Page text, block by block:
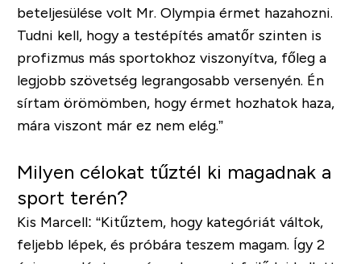
beteljesülése volt Mr. Olympia érmet hazahozni.
Tudni kell, hogy a testépítés amatőr szinten is
profizmus más sportokhoz viszonyítva, főleg a
legjobb szövetség legrangosabb versenyén. Én
sírtam örömömben, hogy érmet hozhatok haza,
mára viszont már ez nem elég.”
Milyen célokat tűztél ki magadnak a
sport terén?
Kis Marcell: “Kitűztem, hogy kategóriát váltok,
feljebb lépek, és próbára teszem magam. Így 2